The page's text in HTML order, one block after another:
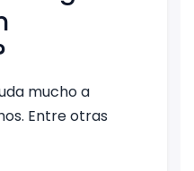
mucho a
Entre otras